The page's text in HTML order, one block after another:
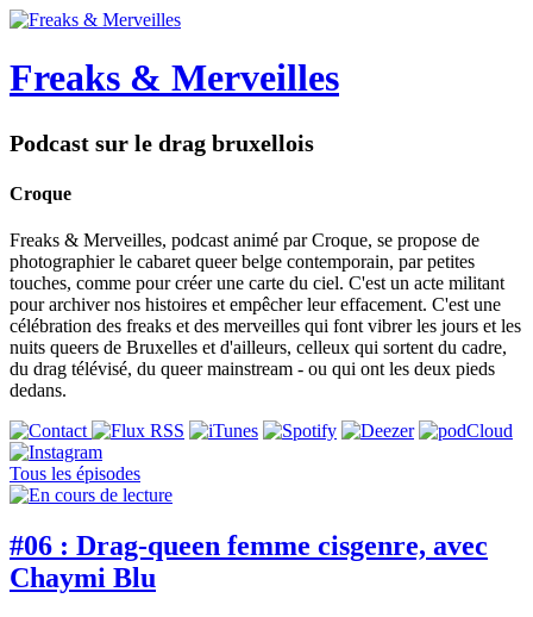
Freaks & Merveilles
Podcast sur le drag bruxellois
Croque
Freaks & Merveilles, podcast animé par Croque, se propose de
photographier le cabaret queer belge contemporain, par petites
touches, comme pour créer une carte du ciel. C'est un acte militant
pour archiver nos histoires et empêcher leur effacement. C'est une
célébration des freaks et des merveilles qui font vibrer les jours et les
nuits queers de Bruxelles et d'ailleurs, celleux qui sortent du cadre,
du drag télévisé, du queer mainstream - ou qui ont les deux pieds
dedans.
Tous les épisodes
#06 : Drag-queen femme cisgenre, avec
Chaymi Blu